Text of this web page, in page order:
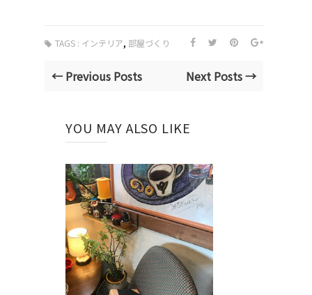
TAGS : インテリア, 部屋づくり
← Previous Posts Next Posts →
YOU MAY ALSO LIKE